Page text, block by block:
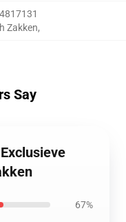
Zakken,
Say
67%